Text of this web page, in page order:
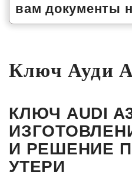
вам документы
Ключ Ауди
КЛЮЧ AUDI A3
И РЕШЕНИЕ
УТЕРИ